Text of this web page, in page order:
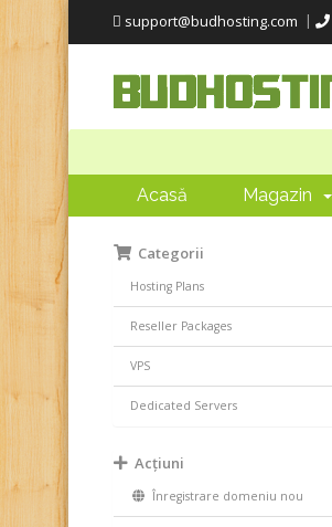
support@budhosting.com
Acasă Magazin
Categorii
Hosting Plans
Reseller Packages
VPS
Dedicated Servers
Acțiuni
Înregistrare domeniu nou